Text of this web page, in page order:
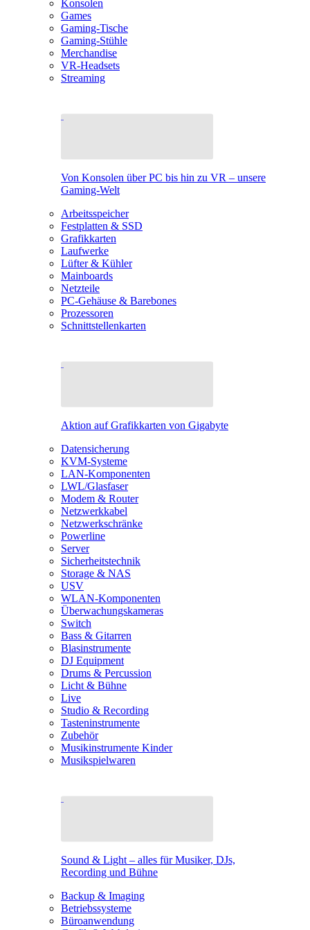
Konsolen
Games
Gaming-Tische
Gaming-Stühle
Merchandise
VR-Headsets
Streaming
Von Konsolen über PC bis hin zu VR – unsere
Gaming-Welt
Arbeitsspeicher
Festplatten & SSD
Grafikkarten
Laufwerke
Lüfter & Kühler
Mainboards
Netzteile
PC-Gehäuse & Barebones
Prozessoren
Schnittstellenkarten
Aktion auf Grafikkarten von Gigabyte
Datensicherung
KVM-Systeme
LAN-Komponenten
LWL/Glasfaser
Modem & Router
Netzwerkkabel
Netzwerkschränke
Powerline
Server
Sicherheitstechnik
Storage & NAS
USV
WLAN-Komponenten
Überwachungskameras
Switch
Bass & Gitarren
Blasinstrumente
DJ Equipment
Drums & Percussion
Licht & Bühne
Live
Studio & Recording
Tasteninstrumente
Zubehör
Musikinstrumente Kinder
Musikspielwaren
Sound & Light – alles für Musiker, DJs,
Recording und Bühne
Backup & Imaging
Betriebssysteme
Büroanwendung